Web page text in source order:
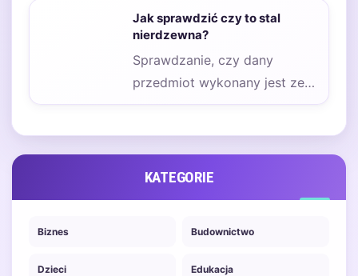
korozję, co czyni go
idealnym…
Jak sprawdzić czy to stal
nierdzewna?
Sprawdzanie, czy dany
przedmiot wykonany jest ze
stali nierdzewnej, może być
KATEGORIE
Biznes Budownictwo
Dzieci Edukacja